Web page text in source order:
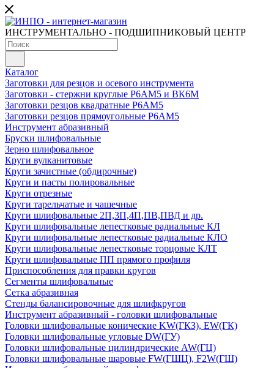
ИНСТРУМЕНТАЛЬНО - ПОДШИПНИКОВЫЙ ЦЕНТР
Каталог
Заготовки для резцов и осевого инструмента
Заготовки - стержни круглые Р6АМ5 и ВК6М
Заготовки резцов квадратные Р6АМ5
Заготовки резцов прямоугольные Р6АМ5
Инструмент абразивный
Бруски шлифовальные
Зерно шлифовальное
Круги вулканитовые
Круги зачистные (обдирочные)
Круги и пасты полировальные
Круги отрезные
Круги тарельчатые и чашечные
Круги шлифовальные 2П,3П,4П,ПВ,ПВД и др.
Круги шлифовальные лепестковые радиальные КЛ
Круги шлифовальные лепестковые радиальные КЛО
Круги шлифовальные лепестковые торцовые КЛТ
Круги шлифовальные ПП прямого профиля
Приспособления для правки кругов
Сегменты шлифовальные
Сетка абразивная
Стенды балансировочные для шлифкругов
Инструмент абразивный - головки шлифовальные
Головки шлифовальные конические KW(ГКЗ), EW(ГК)
Головки шлифовальные угловые DW(ГУ)
Головки шлифовальные цилиндрические AW(ГЦ)
Головки шлифовальные шаровые FW(ГШЦ), F2W(ГШ)